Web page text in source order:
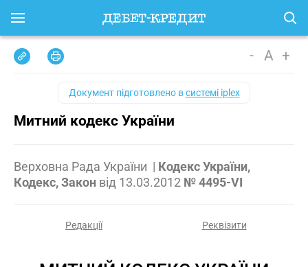
- A +
Документ підготовлено всистемі iplex
Митний кодекс України
Верховна Рада України | Кодекс України,
Кодекс, Закон від 13.03.2012 № 4495-VI
Редакції Реквізити